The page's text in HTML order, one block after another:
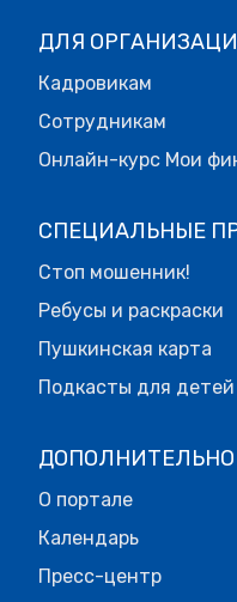
ДЛЯ
Кадровикам
Сотрудникам
Онлайн-курс Мои
СПЕЦИАЛЬНЫЕ
Стоп мошенник!
Ребусы и раскраски
Пушкинская карта
Подкасты для детей
ДОПОЛНИТЕЛЬНО
О портале
Календарь
Пресс-центр